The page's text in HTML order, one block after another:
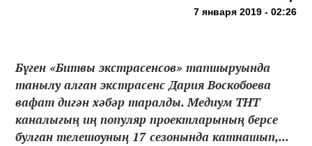
7 января 2019 - 02:26
Бүген «Битвы экстрасенсов» тапшыруында
танылу алган экстрасенс Дария Воскобоева
вафат дигән хәбәр таралды. Медиум ТНТ
каналыгың иң популяр проектларының берсе
булган телешоуның 17 сезонында катнашып,...